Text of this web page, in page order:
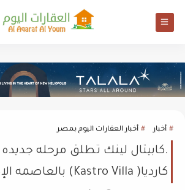
أخبار أخبار العقارات اليوم بمصر
.كابيتال لينك تطلق مرحله
كارديا( Kastro Villa) بالعاصمه الإدارية الجديدة